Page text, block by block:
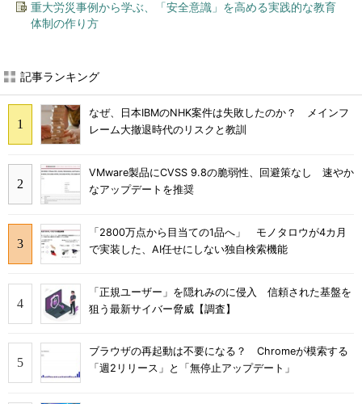
重大労災事例から学ぶ、「安全意識」を高める実践的な教育
体制の作り方
記事ランキング
なぜ、日本IBMのNHK案件は失敗したのか？ メインフ
レーム大撤退時代のリスクと教訓
VMware製品にCVSS 9.8の脆弱性、回避策なし 速やか
なアップデートを推奨
「2800万点から目当ての1品へ」 モノタロウが4カ月
で実装した、AI任せにしない独自検索機能
「正規ユーザー」を隠れみのに侵入 信頼された基盤を
狙う最新サイバー脅威【調査】
ブラウザの再起動は不要になる？ Chromeが模索する
「週2リリース」と「無停止アップデート」